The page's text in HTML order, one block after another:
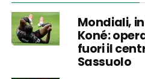
Mondiali,
Koné:
fuori il
Sassuolo